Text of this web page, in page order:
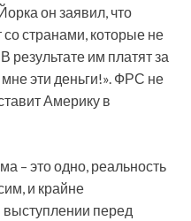
он заявил, что
странами, которые не
результате им платят за
эти деньги!». ФРС не
Америку в
– это одно, реальность
и крайне
перед